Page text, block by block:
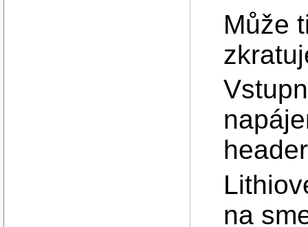
Může
na